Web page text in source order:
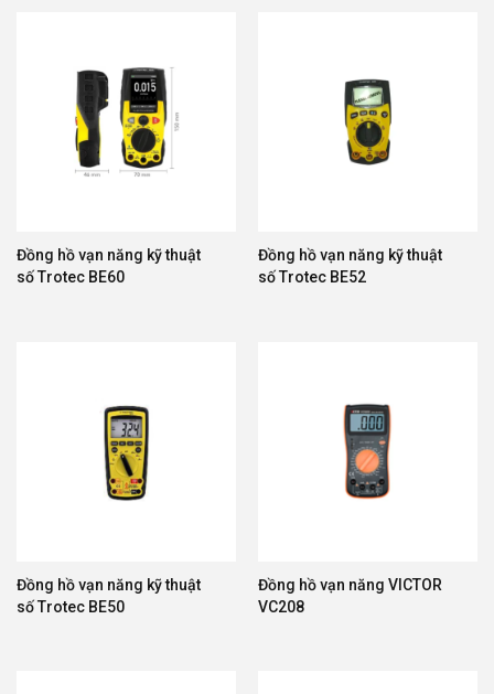
Đồng hồ vạn năng kỹ thuật
số Trotec BE60
Đồng hồ vạn năng kỹ thuật
số Trotec BE52
Đồng hồ vạn năng kỹ thuật
số Trotec BE50
Đồng hồ vạn năng VICTOR
VC208